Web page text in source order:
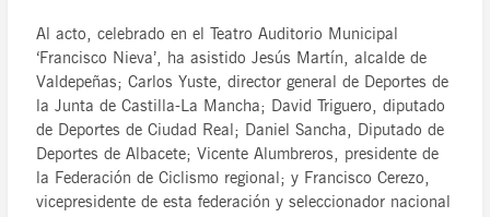
Al acto, celebrado en el Teatro Auditorio Municipal
‘Francisco Nieva’, ha asistido Jesús Martín, alcalde de
Valdepeñas; Carlos Yuste, director general de Deportes de
la Junta de Castilla-La Mancha; David Triguero, diputado
de Deportes de Ciudad Real; Daniel Sancha, Diputado de
Deportes de Albacete; Vicente Alumbreros, presidente de
la Federación de Ciclismo regional; y Francisco Cerezo,
vicepresidente de esta federación y seleccionador nacional